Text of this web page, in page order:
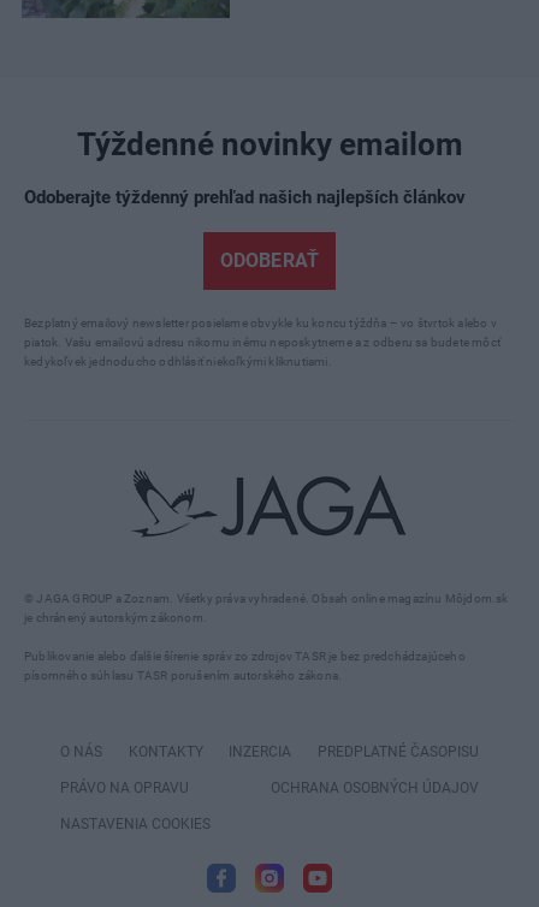
© JAGA GROUP a Zoznam. Všetky práva vyhradené. Obsah online magazínu Môjdom.sk
je chránený autorským zákonom.
Publikovanie alebo ďalšie šírenie správ zo zdrojov TASR je bez predchádzajúceho
písomného súhlasu TASR porušením autorského zákona.
Týždenné novinky emailom
Odoberajte týždenný prehľad našich najlepších článkov
ODOBERAŤ
Bezplatný emailový newsletter posielame obvykle ku koncu týždňa – vo štvrtok alebo v
piatok. Vašu emailovú adresu nikomu inému neposkytneme a z odberu sa budete môcť
kedykoľvek jednoducho odhlásiť niekoľkými kliknutiami.
O NÁS KONTAKTY INZERCIA PREDPLATNÉ ČASOPISU
PRÁVO NA OPRAVU OCHRANA OSOBNÝCH ÚDAJOV
NASTAVENIA COOKIES